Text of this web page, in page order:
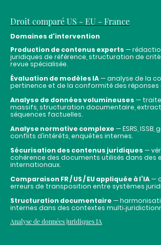
Droit comparé US - EU - France
Domaines d'intervention
Production de contenus experts —
juridiques de référence, structuration de
revue spécialisée.
Évaluation de modèles IA— analyse de la
pertinence et de la conformité des réponses
Analyse de données volumineuses —
massifs, structuration documentaire,
séquences factuelles.
Analyse normative complexe — ESRS,
conflits d’intérêts, enquêtes internes.
Sécurisation des contenus juridiques —
cohérence des documents utilisés dans des
internationaux.
Comparaison FR / US / EU appliquée à l’IA—
erreurs de transposition entre systèmes
Structuration documentaire —
internes dans des contextes
Analyse de données juridiques IA